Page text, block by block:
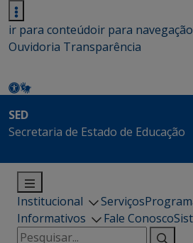
ir para conteúdoir para navegação
Ouvidoria Transparência
SED
Secretaria de Estado de Educação
Institucional Serviços
Informativos
Fale Conosco
Pesquisar